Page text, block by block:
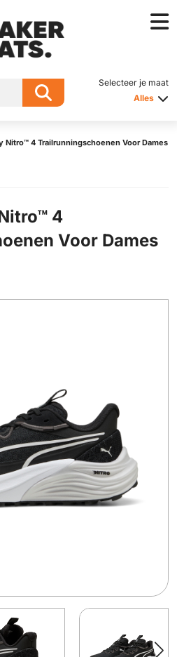
Selecteer je maat
Alles
Nitro™ 4 Trailrunningschoenen Voor Dames
4
Voor Dames